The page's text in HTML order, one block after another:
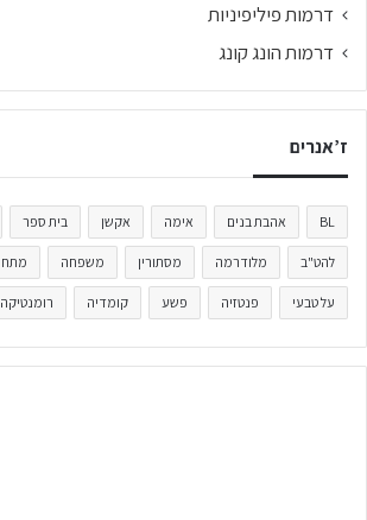
דרמות פיליפיניות
דרמות הונג קונג
ז’אנרים
BL אהבת בנים אימה אקשן בית ספר
להט"ב מלודרמה מסתורין משפחה מתח
על טבעי פנטזיה פשע קומדיה רומנטיקה